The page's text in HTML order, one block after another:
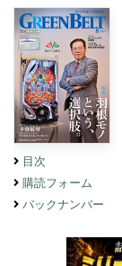
目次
購読フォーム
バックナンバー